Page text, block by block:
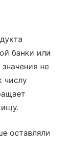
банки или
не
числу
оставляли